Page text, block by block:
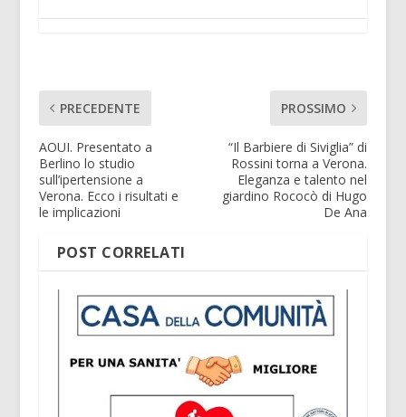
PRECEDENTE
AOUI. Presentato a
Berlino lo studio
sull’ipertensione a
Verona. Ecco i risultati e
le implicazioni
PROSSIMO
“Il Barbiere di Siviglia” di
Rossini torna a Verona.
Eleganza e talento nel
giardino Rococò di Hugo
De Ana
POST CORRELATI